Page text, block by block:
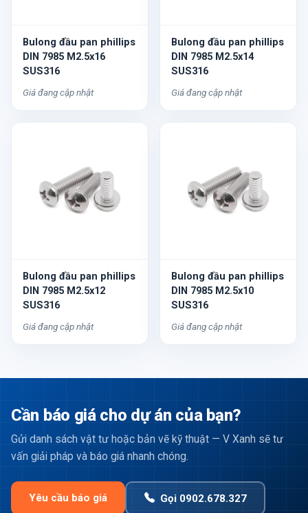
Bulong đầu pan phillips
DIN 7985 M2.5x16
SUS316
Giá đang cập nhật
Bulong đầu pan phillips
DIN 7985 M2.5x14
SUS316
Giá đang cập nhật
Bulong đầu pan phillips
DIN 7985 M2.5x12
SUS316
Giá đang cập nhật
Bulong đầu pan phillips
DIN 7985 M2.5x10
SUS316
Giá đang cập nhật
Cần báo giá cho dự án của bạn?
Gửi danh sách vật tư hoặc bản vẽ kỹ thuật — V Xanh sẽ tư
vấn giải pháp và báo giá nhanh chóng.
Yêu cầu báo giá Gọi 0902.678.327